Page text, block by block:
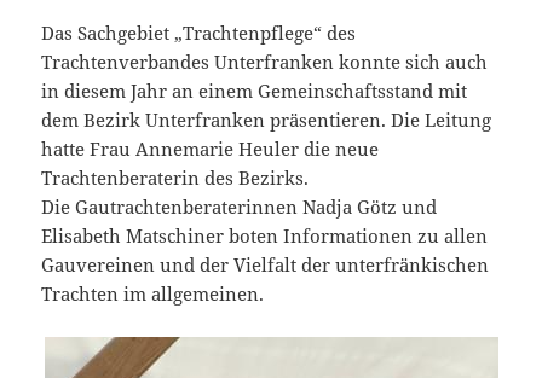
Das Sachgebiet „Trachtenpflege“ des
Trachtenverbandes Unterfranken konnte sich auch
in diesem Jahr an einem Gemeinschaftsstand mit
dem Bezirk Unterfranken präsentieren. Die Leitung
hatte Frau Annemarie Heuler die neue
Trachtenberaterin des Bezirks.
Die Gautrachtenberaterinnen Nadja Götz und
Elisabeth Matschiner boten Informationen zu allen
Gauvereinen und der Vielfalt der unterfränkischen
Trachten im allgemeinen.